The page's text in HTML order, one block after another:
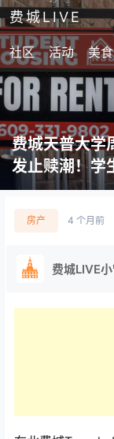
费城LIVE
社区 活动 美食
费城天普大学
发止赎潮！学
房产 4 个月前
费城LIVE